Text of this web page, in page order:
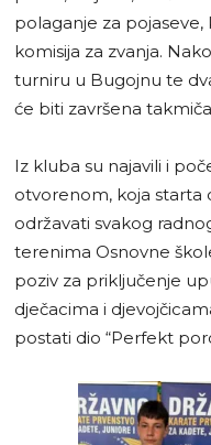
polaganje za
komisija za zvanja.
turniru u Bugojnu te
će biti završena
Iz kluba su najavili i
otvorenom, koja starta
održavati svakog
terenima Osnovne
poziv za priključenje
dječacima i
postati dio “Perfekt